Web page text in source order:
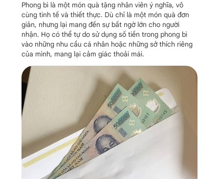
Phong bì là một món quà tặng nhân viên ý nghĩa, vô
cùng tinh tế và thiết thực. Dù chỉ là một món quà đơn
giản, nhưng lại mang đến sự bất ngờ lớn cho người
nhận. Họ có thể tự do sử dụng số tiền trong phong bì
vào những nhu cầu cá nhân hoặc những sở thích riêng
của mình, mang lại cảm giác thoải mái.